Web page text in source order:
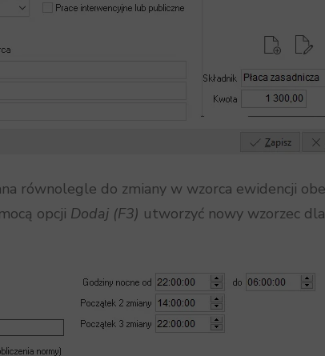
równolegle do zmiany w wzorca ewidencji
opcji Dodaj (F3) utworzyć nowy wzorzec